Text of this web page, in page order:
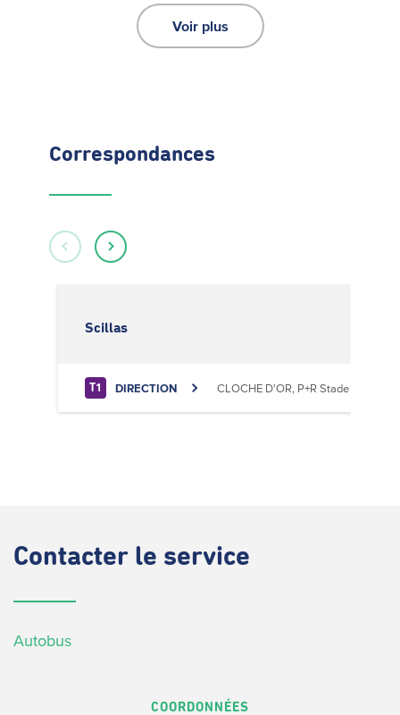
Voir plus
Correspondances
Scillas
T1 DIRECTION CLOCHE D'OR, P+R Stade de
Contacter le service
Autobus
COORDONNÉES